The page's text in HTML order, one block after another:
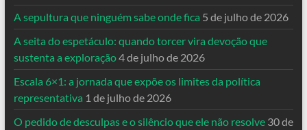
A sepultura que ninguém sabe onde fica 5 de julho de 2026
A seita do espetáculo: quando torcer vira devoção que
sustenta a exploração4 de julho de 2026
Escala 6×1: a jornada que expõe os limites da política
representativa 1 de julho de 2026
O pedido de desculpas e o silêncio que ele não resolve 30 de